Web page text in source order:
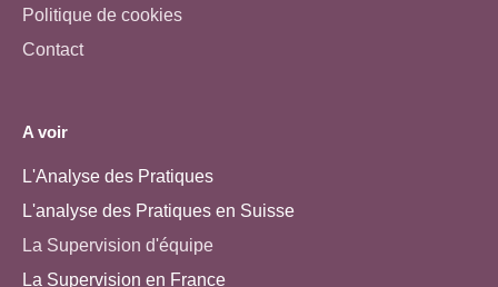
Politique de cookies
Contact
A voir
L'Analyse des Pratiques
L'analyse des Pratiques en Suisse
La Supervision d'équipe
La Supervision en France